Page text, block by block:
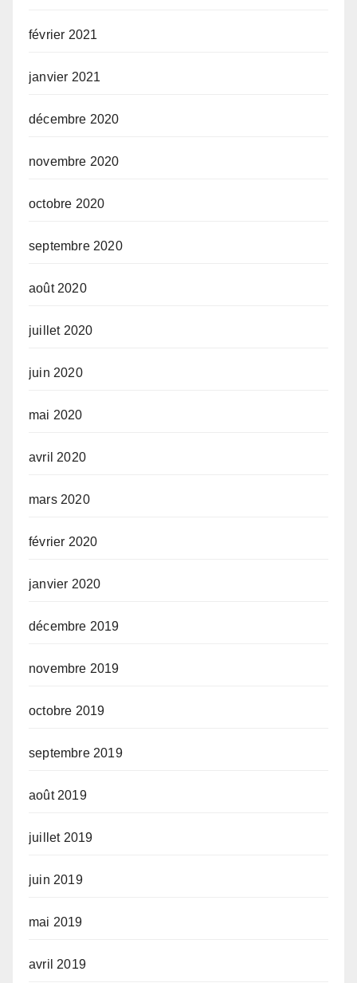
février 2021
janvier 2021
décembre 2020
novembre 2020
octobre 2020
septembre 2020
août 2020
juillet 2020
juin 2020
mai 2020
avril 2020
mars 2020
février 2020
janvier 2020
décembre 2019
novembre 2019
octobre 2019
septembre 2019
août 2019
juillet 2019
juin 2019
mai 2019
avril 2019